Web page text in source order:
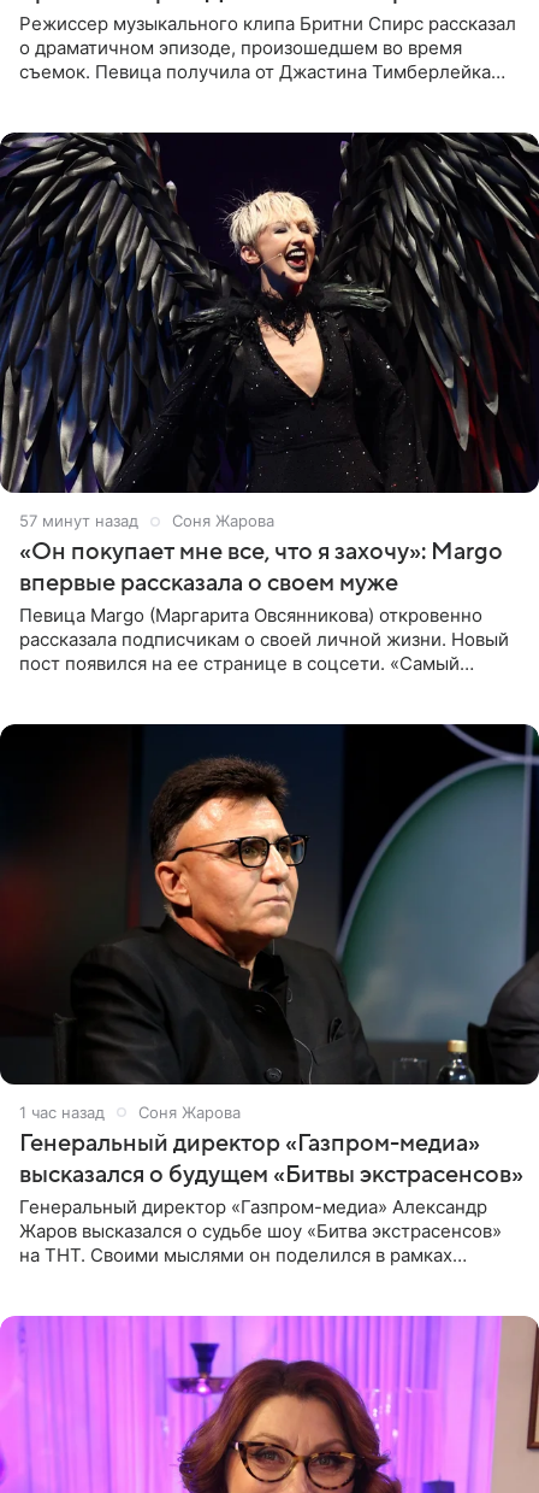
Режиссер музыкального клипа Бритни Спирс рассказал
о драматичном эпизоде, произошедшем во время
съемок. Певица получила от Джастина Тимберлейка
57 минут назад Соня Жарова
«Он покупает мне все, что я захочу»: Margo
впервые рассказала о своем муже
Певица Margo (Маргарита Овсянникова) откровенно
рассказала подписчикам о своей личной жизни. Новый
пост появился на ее странице в соцсети. «Самый
1 час назад Соня Жарова
Генеральный директор «Газпром-медиа»
высказался о будущем «Битвы экстрасенсов»
Генеральный директор «Газпром-медиа» Александр
Жаров высказался о судьбе шоу «Битва экстрасенсов»
на ТНТ. Своими мыслями он поделился в рамках